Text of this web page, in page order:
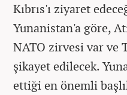
Kıbrıs'ı ziyaret
Yunanistan'a göre,
NATO zirvesi var ve
şikayet edilecek.
ettiği en önemli